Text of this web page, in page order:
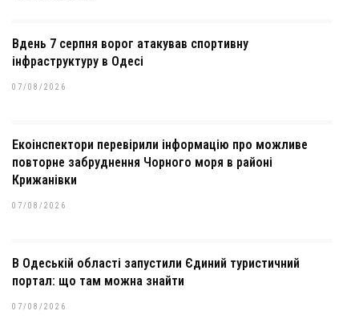
Вдень 7 серпня ворог атакував спортивну
інфраструктуру в Одесі
07/08/2026
Екоінспектори перевірили інформацію про можливе
повторне забруднення Чорного моря в районі
Крижанівки
07/08/2026
В Одеській області запустили Єдиний туристичний
портал: що там можна знайти
07/08/2026